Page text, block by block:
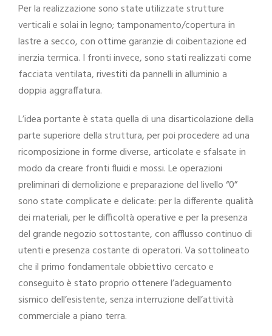
Per la realizzazione sono state utilizzate strutture
verticali e solai in legno; tamponamento/copertura in
lastre a secco, con ottime garanzie di coibentazione ed
inerzia termica. I fronti invece, sono stati realizzati come
facciata ventilata, rivestiti da pannelli in alluminio a
doppia aggraffatura.
L’idea portante è stata quella di una disarticolazione della
parte superiore della struttura, per poi procedere ad una
ricomposizione in forme diverse, articolate e sfalsate in
modo da creare fronti fluidi e mossi. Le operazioni
preliminari di demolizione e preparazione del livello “0”
sono state complicate e delicate: per la differente qualità
dei materiali, per le difficoltà operative e per la presenza
del grande negozio sottostante, con afflusso continuo di
utenti e presenza costante di operatori. Va sottolineato
che il primo fondamentale obbiettivo cercato e
conseguito è stato proprio ottenere l’adeguamento
sismico dell’esistente, senza interruzione dell’attività
commerciale a piano terra.